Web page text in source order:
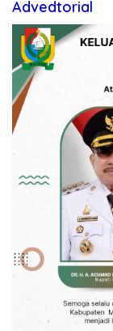
Advedtorial